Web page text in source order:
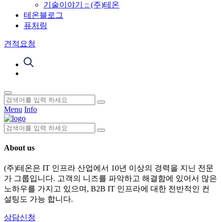
기술이야기 :: (주)테온
테온블로그
퓨처링
견적요청
Menu Info
About us
(주)테온은 IT 인프라 산업에서 10년 이상의 경력을 지닌 전문
가 그룹입니다. 고객의 니즈를 파악하고 해결함에 있어서 많은
노하우를 가지고 있으며, B2B IT 인프라에 대한 전반적인 컨
설팅도 가능 합니다.
상담신청